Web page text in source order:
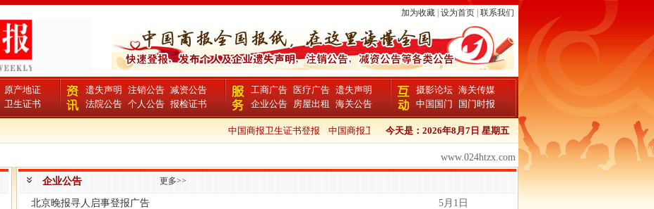
加为收藏 设为首页 联系我们
原产地证
卫生证书
遗失声明 注销公告 减资公告
法院公告 个人公告 报检证书
工商广告 医疗广告 遗失声明
企业公告 房屋出租 海关公告
摄影论坛 海关传媒
中国国门
国门时报
中国商报卫生证书登报 中国商报卫生证书登报流程 中国商报报检证书登报 中国商报个人证件遗失登报
今天是： 2026年8月7日 星期五
www.024htzx.com
企业公告 更多>>
北京晚报寻人启事登报广告
5月1日